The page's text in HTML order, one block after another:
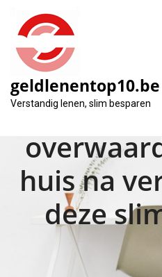
gaan
geldlenentop10.be
Verstandig lenen, slim besparen
huis na
deze